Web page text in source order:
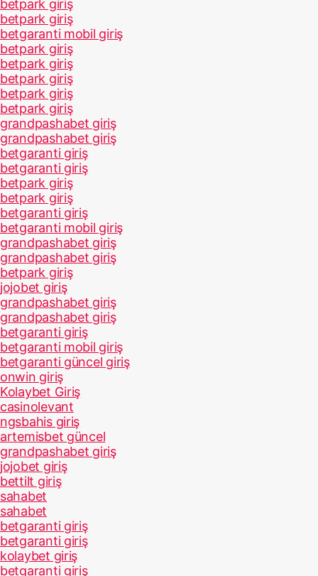
betpark giriş
betpark giriş
betgaranti mobil giriş
betpark giriş
betpark giriş
betpark giriş
betpark giriş
betpark giriş
grandpashabet giriş
grandpashabet giriş
betgaranti giriş
betgaranti giriş
betpark giriş
betpark giriş
betgaranti giriş
betgaranti mobil giriş
grandpashabet giriş
grandpashabet giriş
betpark giriş
jojobet giriş
grandpashabet giriş
grandpashabet giriş
betgaranti giriş
betgaranti mobil giriş
betgaranti güncel giriş
onwin giriş
Kolaybet Giriş
casinolevant
ngsbahis giriş
artemisbet güncel
grandpashabet giriş
jojobet giriş
bettilt giriş
sahabet
sahabet
betgaranti giriş
betgaranti giriş
kolaybet giriş
betgaranti giriş